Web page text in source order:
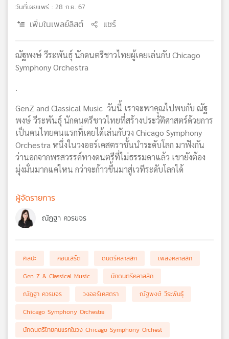
เครือ
ข่าย
วันที่เผยแพร่ : 28 ก.ย. 67
เพิ่มในเพลย์ลิสต์ แชร์
ณัฐพงษ์ วีระพันธุ์ นักดนตรีชาวไทยผู้เคยเล่นกับ Chicago
Symphony Orchestra
.
GenZ and Classical Music วันนี้ เราจะพาคุณไปพบกับ ณัฐ
พงษ์ วีระพันธุ์ นักดนตรีชาวไทยที่สร้างประวัติศาสตร์ด้วยการ
เป็นคนไทยคนแรกที่เคยได้เล่นกับวง Chicago Symphony
Orchestra หนึ่งในวงออร์เคสตราชั้นนำระดับโลก มาฟังกัน
ว่านอกจากพรสวรรค์ทางดนตรีที่ไม่ธรรมดาแล้ว เขายังต้อง
มุ่งมั่นมากแค่ไหน กว่าจะก้าวขึ้นมาสู่เวทีระดับโลกได้
ผู้จัดรายการ
ณัฏฐา ควรขจร
ศิลปะ คอนเสิร์ต ดนตรีคลาสสิก
เพลงคลาสสิก
Gen Z & Classical Music
นักดนตรีคลาสสิก
ณัฏฐา ควรขจร
วงออร์เคสตรา
ณัฐพงษ์ วีระพันธุ์
Chicago Symphony Orchestra
นักดนตรีไทยคนแรกในวง Chicago Symphony Orchest